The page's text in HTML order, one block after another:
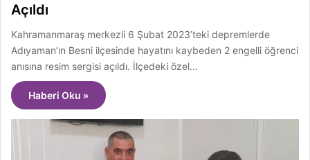
Açıldı
Kahramanmaraş merkezli 6 Şubat 2023’teki depremlerde
Adıyaman’ın Besni ilçesinde hayatını kaybeden 2 engelli öğrenci
anısına resim sergisi açıldı. İlçedeki özel…
Haberi Oku »